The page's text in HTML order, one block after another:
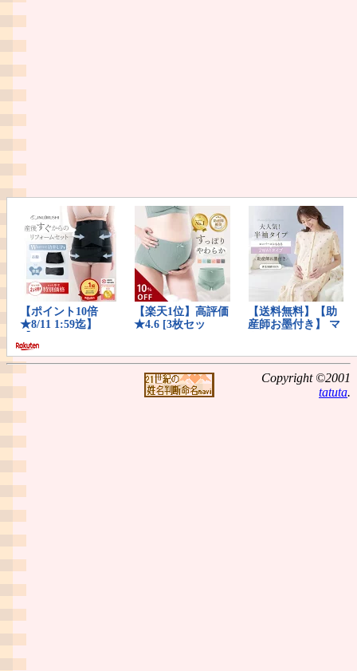
Copyright ©2001
tatuta.